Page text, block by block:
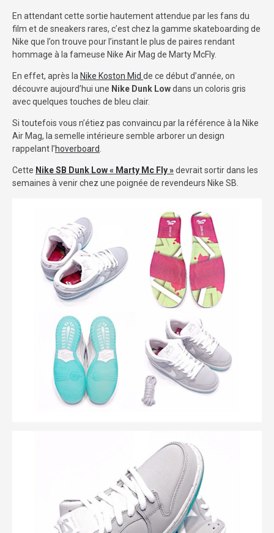
En attendant cette sortie hautement attendue par les fans du
film et de sneakers rares, c’est chez la gamme skateboarding de
Nike que l’on trouve pour l’instant le plus de paires rendant
hommage à la fameuse Nike Air Mag de Marty McFly.
En effet, après la Nike Koston Mid de ce début d’année, on
découvre aujourd’hui une Nike Dunk Lowdans un coloris gris
avec quelques touches de bleu clair.
Si toutefois vous n’étiez pas convaincu par la référence à la Nike
Air Mag, la semelle intérieure semble arborer un design
rappelant l’hoverboard
Cette Nike SB Dunk Low « Marty Mc Fly »devrait sortir dans les
semaines à venir chez une poignée de revendeurs Nike SB.